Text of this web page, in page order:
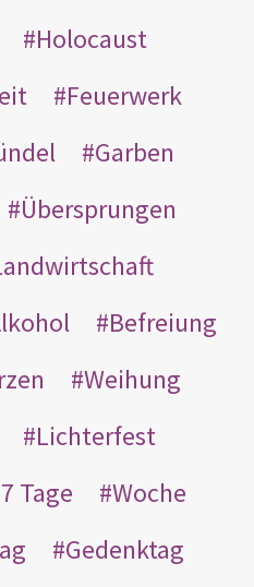
Holocaust
Feuerwerk
Garben
Übersprungen
Befreiung
Weihung
Lichterfest
7 Tage
Woche
Gedenktag